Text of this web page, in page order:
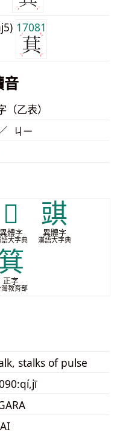
17081
音
（乙表）
ㄐㄧ
𦮼
異體字
語大字典
𧯯
異體字
漢語大字典
正字
灣教育部
stalks of pulse